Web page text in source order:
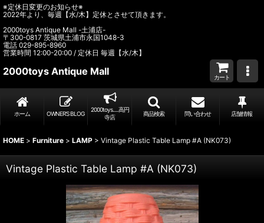
※定休日変更のお知らせ※
2022年より、毎週【水/木】定休とさせて頂きます。
2000toys Antique Mall -土浦店-
〒300-0817 茨城県土浦市永国1048-3
電話 029-895-8960
営業時間 12:00-20:00 / 定休日 毎週【水/木】
2000toys Antique Mall
カート
ホーム OWNER’S BLOG
2000toys.....高円
寺店
商品検索 問い合わせ 店舗情報
HOME > Furniture > LAMP > Vintage Plastic Table Lamp #A (NK073)
Vintage Plastic Table Lamp #A (NK073)